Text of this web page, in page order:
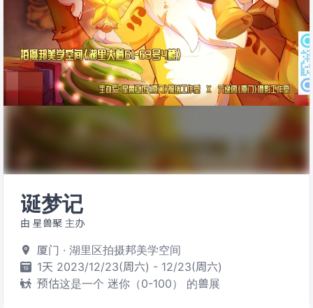
诞梦记
由 星兽聚 主办
厦门 · 湖里区拍摄邦美学空间
1天 2023/12/23(周六) - 12/23(周六)
预估这是一个 迷你（0-100） 的兽展